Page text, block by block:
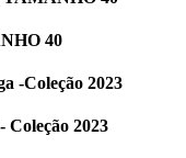
40
-Coleção 2023
Coleção 2023